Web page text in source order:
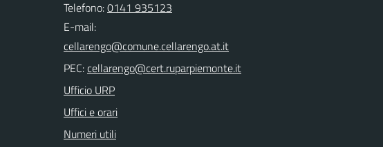
Telefono:0141 935123
E-mail:
PEC:
Ufficio URP
Uffici e orari
Numeri utili